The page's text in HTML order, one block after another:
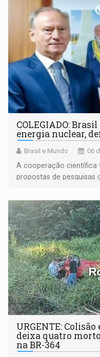
COLEGIADO:
energia nuclear,
Brasil e Mundo 06
A cooperação científica
propostas de pesquisas
URGENTE:
deixa quatro
na BR-364